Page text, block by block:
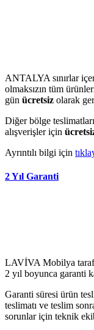
ANTALYA sınırlar
olmaksızın tüm
gün ücretsiz olarak
Diğer bölge
alışverişler için
Ayrıntılı bilgi için
2 Yıl Garanti
LAVİVA Mobilya
2 yıl boyunca garanti
Garanti süresi ürün
teslimatı ve teslim
sorunlar için teknik